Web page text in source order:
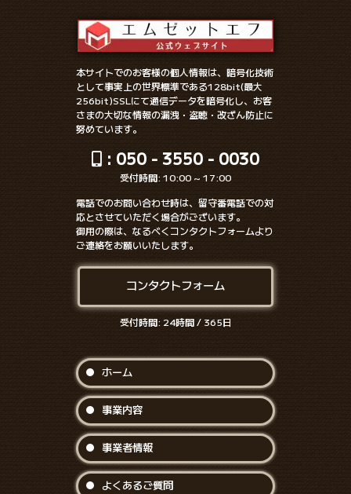
本サイトでのお客様の個人情報は、暗号化技術
として事実上の世界標準である128bit(最大
256bit)SSLにて通信データを暗号化し、お客
さまの大切な情報の漏洩・盗聴・改ざん防止に
努めています。
: 050 - 3550 - 0030
受付時間: 10:00 ~ 17:00
電話でのお問い合わせ時は、留守番電話での対
応とさせていただく場合がございます。
御用の際は、なるべくコンタクトフォームより
ご連絡をお願いいたします。
コンタクトフォーム
受付時間: 24時間 / 365日
ホーム
事業内容
事業者情報
よくあるご質問